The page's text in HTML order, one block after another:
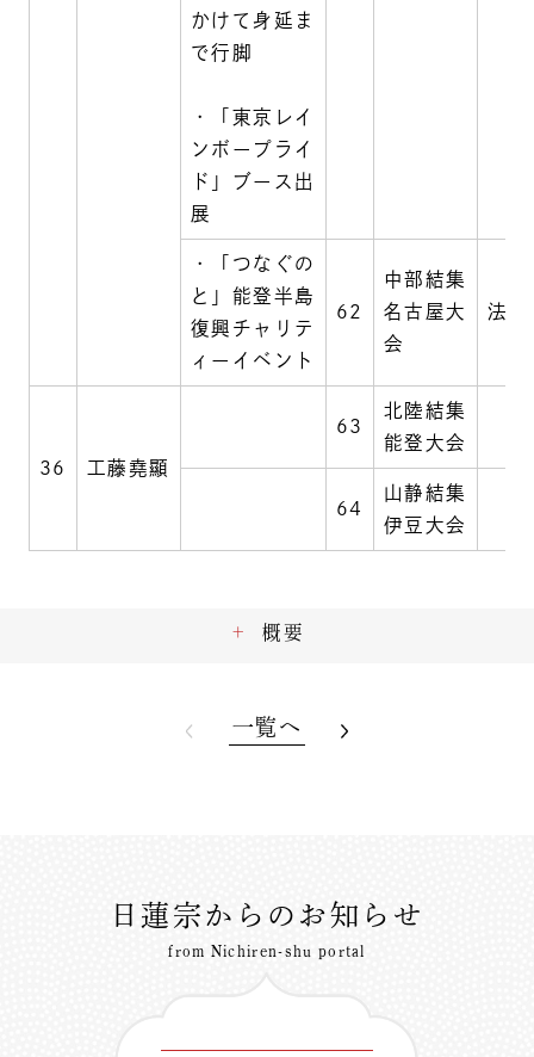
かけて身延ま
で行脚
・「東京レイ
ンボープライ
ド」ブース出
展
・「つなぐの
と」能登半島
復興チャリテ
ィーイベント
62
中部結集
名古屋大
会
法音
36 工藤堯顯
63
北陸結集
能登大会
64
山静結集
伊豆大会
概要
一覧へ
日蓮宗からのお知らせ
from Nichiren-shu portal